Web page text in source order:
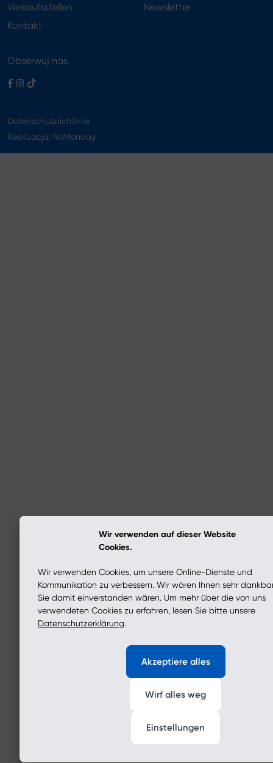
Wir verwenden auf dieser Website
Cookies.
Wir verwenden Cookies, um unsere Online-Dienste und
Kommunikation zu verbessern. Wir wären Ihnen sehr
Sie damit einverstanden wären. Um mehr über die von uns
verwendeten Cookies zu erfahren, lesen Sie bitte unsere
Datenschutzerklärung.
Akzeptiere alles
Wirf alles weg
Einstellungen
Verkaufsstellen
Kontakt
Newsletter
Obserwuj nas
Datenschutzrichtlinie
Realizacja: NoMonday